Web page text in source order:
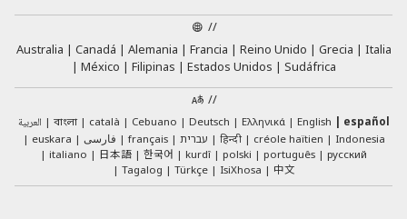
//
Australia
Canadá Alemania Francia Reino Unido Grecia
Italia
México
Filipinas Estados Unidos
Sudáfrica
//
العربية বাংলা català Cebuano Deutsch Ελληνικά English
español
euskara
فارسی français עברית हिन्दी créole haïtien
Indonesia
italiano
日本語 한국어 kurdî polski português
русский
Tagalog
Türkçe IsiXhosa 中文